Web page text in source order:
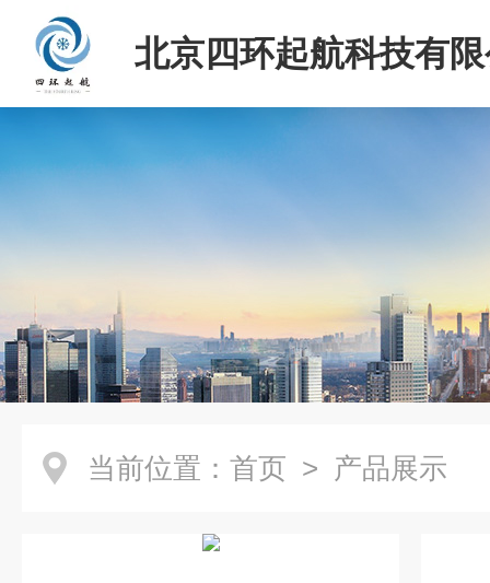
北京四环起航科技有
当前位置： 首页 > 产品展示